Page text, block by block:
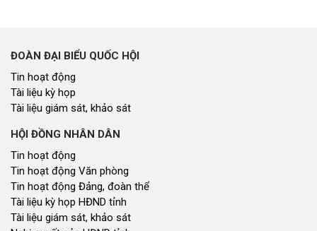
ĐOÀN ĐẠI BIỂU QUỐC HỘI
Tin hoạt động
Tài liệu kỳ họp
Tài liệu giám sát, khảo sát
HỘI ĐỒNG NHÂN DÂN
Tin hoạt động
Tin hoạt động Văn phòng
Tin hoạt động Đảng, đoàn thể
Tài liệu kỳ họp HĐND tỉnh
Tài liệu giám sát, khảo sát